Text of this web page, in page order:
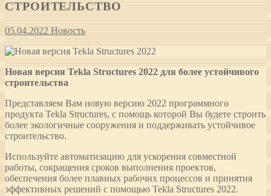
СТРОИТЕЛЬСТВО
05.04.2022 Новость
Новая версия Tekla Structures 2022 для более устойчивого
строительства
Представляем Вам новую версию 2022 программного
продукта Tekla Structures, с помощь которой Вы будете строить
более экологичные сооружения и поддерживать устойчивое
строительство.
Используйте автоматизацию для ускорения совместной
работы, сокращения сроков выполнения проектов,
обеспечения более плавных рабочих процессов и принятия
эффективных решений с помощью Tekla Structures 2022.